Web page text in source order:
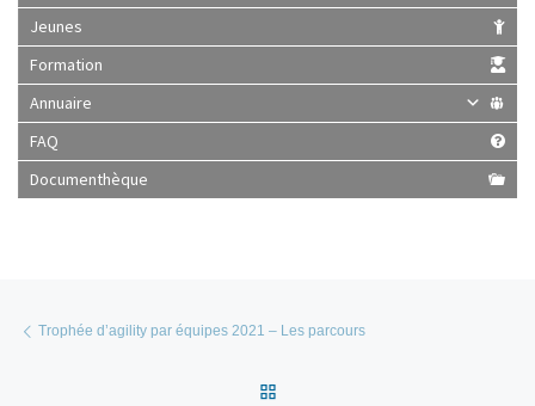
Jeunes
Formation
Annuaire
FAQ
Documenthèque
Parcourir les articles
Trophée d’agility par équipes 2021 – Les parcours